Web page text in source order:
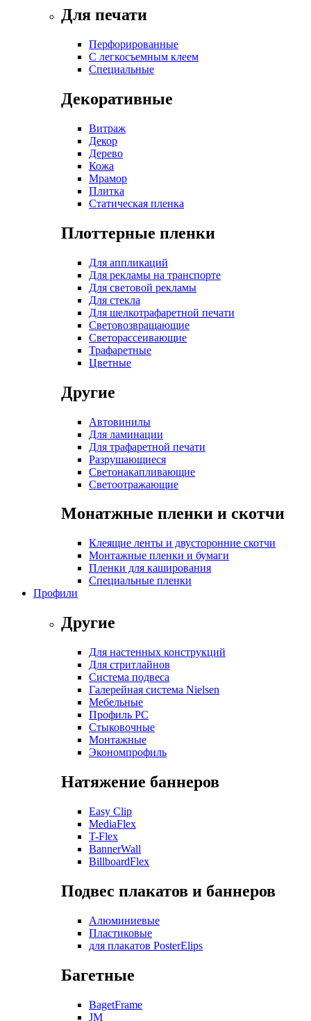
Для печати
Перфорированные
С легкосъемным клеем
Специальные
Декоративные
Витраж
Декор
Дерево
Кожа
Мрамор
Плитка
Статическая пленка
Плоттерные пленки
Для аппликаций
Для рекламы на транспорте
Для световой рекламы
Для стекла
Для шелкотрафаретной печати
Световозвращающие
Светорассеивающие
Трафаретные
Цветные
Другие
Автовинилы
Для ламинации
Для трафаретной печати
Разрушающиеся
Светонакапливающие
Светоотражающие
Монатжные пленки и скотчи
Клеящие ленты и двусторонние скотчи
Монтажные пленки и бумаги
Пленки для каширования
Специальные пленки
Профили
Другие
Для настенных конструкций
Для стритлайнов
Система подвеса
Галерейная система Nielsen
Мебельные
Профиль РС
Стыковочные
Монтажные
Экономпрофиль
Натяжение баннеров
Easy Clip
MediaFlex
T-Flex
BannerWall
BillboardFlex
Подвес плакатов и баннеров
Алюминиевые
Пластиковые
для плакатов PosterElips
Багетные
BagetFrame
JM